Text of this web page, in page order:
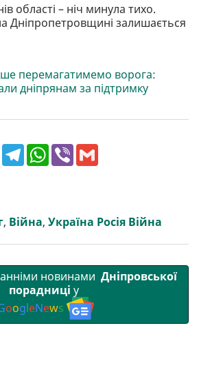
області – ніч минула тихо.
Дніпропетровщині залишається
перемагатимемо ворога:
дніпрянам за підтримку
E
m
a
T
e
a
m
W
h
a
p
p
V
b
, Війна, Україна Росія Війна
новинами Дніпровської
порадниці у
oogleNews